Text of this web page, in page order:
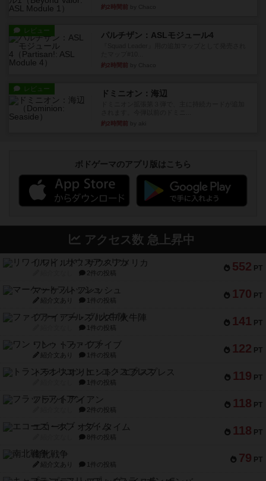
約2時間前
レビュー パルチザン：ASLモジュール4
約2時間前
レビュー ドミニオン：海辺
約2時間前
ボドゲーマのアプリ版はこちら
アクセス数 急上昇中
552 PT
リワイルド：サウスアメリカ
2件の投稿
170 PT
マーケットフレッシュ
紹介文あり 1件の投稿
141 PT
ファイアー・ブルズ / 火牛陣
1件の投稿
122 PT
ワン・トゥ・ファイブ
紹介文あり 1件の投稿
119 PT
トランスオリエント・エクスプレス
1件の投稿
118 PT
フラットアイアン
2件の投稿
118 PT
エコーズ・オブ・タイム
8件の投稿
79 PT
南北戦争
紹介文あり 1件の投稿